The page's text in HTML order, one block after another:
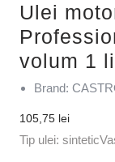
Ulei
volum 1
Brand:
105,75 lei
Tip ulei: